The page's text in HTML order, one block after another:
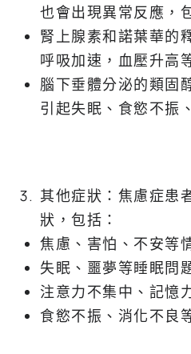
也會出現異常反應，
腎上腺素和諾葉華的
呼吸加速，血壓升高
腦下垂體分泌的類固
引起失眠、食慾不振
其他症狀：焦慮症患
狀，包括：
焦慮、害怕、不安等
失眠、噩夢等睡眠問
注意力不集中、記憶
食慾不振、消化不良